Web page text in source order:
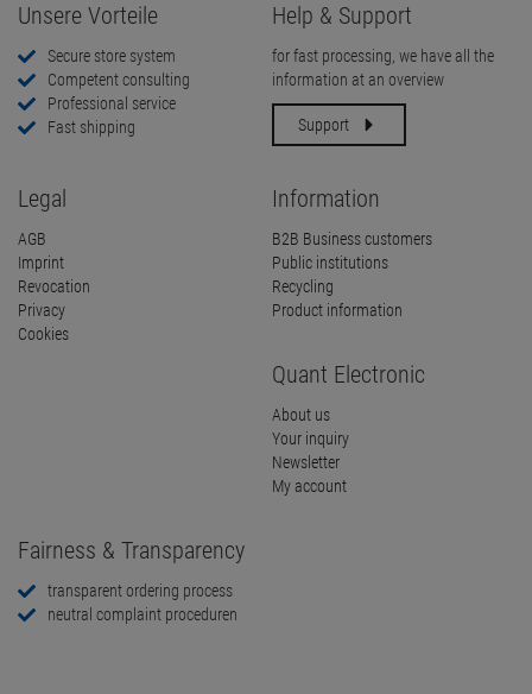
Unsere Vorteile
Secure store system
Competent consulting
Professional service
Fast shipping
Help & Support
for fast processing, we have all the
information at an overview
Support
Legal
AGB
Imprint
Revocation
Privacy
Cookies
Information
B2B Business customers
Public institutions
Recycling
Product information
Quant Electronic
About us
Your inquiry
Newsletter
My account
Fairness & Transparency
transparent ordering process
neutral complaint proceduren